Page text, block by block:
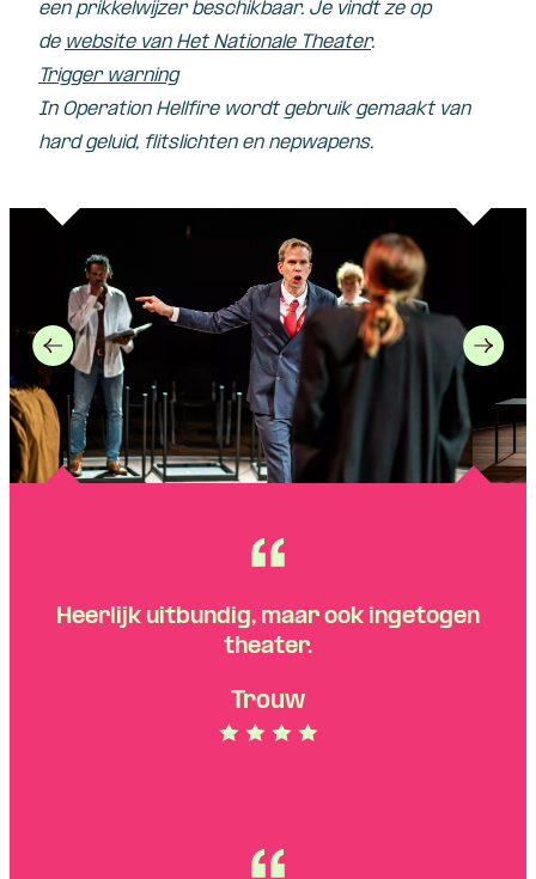
een prikkelwijzer beschikbaar. Je vindt ze op
de website van Het Nationale Theater.
Trigger warning
In Operation Hellfire wordt gebruik gemaakt van
hard geluid, flitslichten en nepwapens.
Heerlijk uitbundig, maar ook ingetogen
theater.
Trouw